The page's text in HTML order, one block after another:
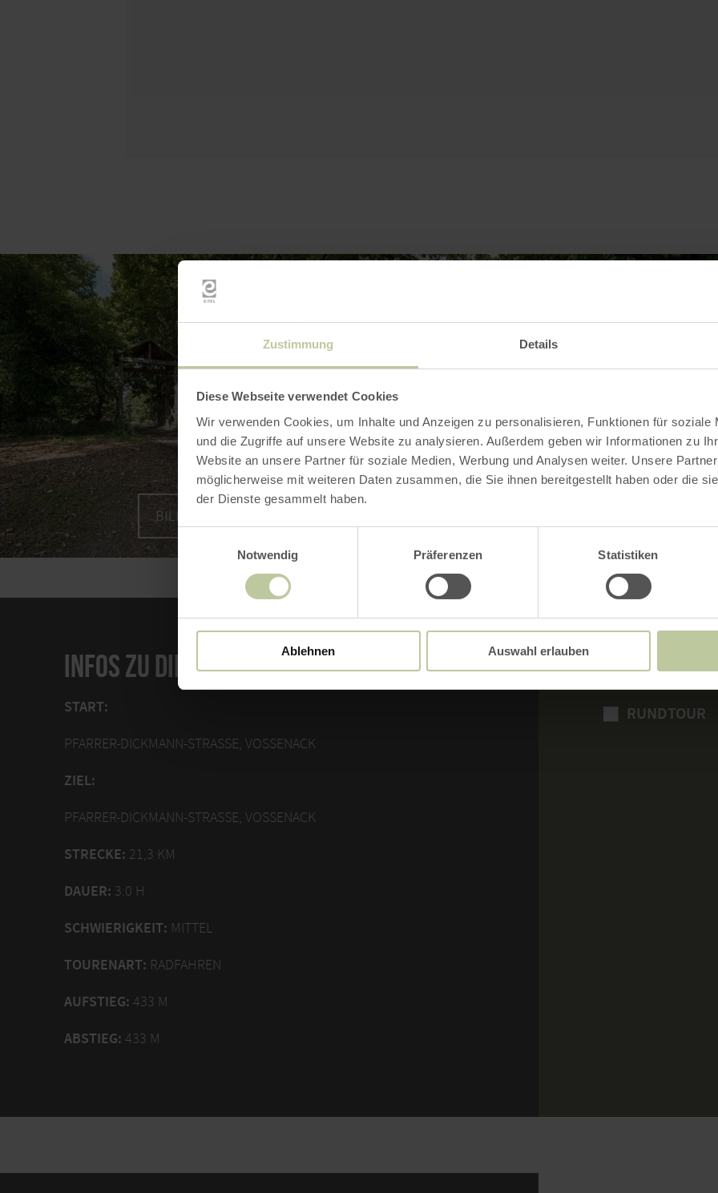
Zustimmung Details
Diese Webseite verwendet Cookies
Wir verwenden Cookies, um Inhalte und Anzeigen zu personalisieren, Funktionen für soziale
und die Zugriffe auf unsere Website zu analysieren. Außerdem geben wir Informationen zu
Website an unsere Partner für soziale Medien, Werbung und Analysen weiter. Unsere
möglicherweise mit weiteren Daten zusammen, die Sie ihnen bereitgestellt haben oder die
der Dienste gesammelt haben.
Einwilligungsauswahl
Notwendig
Präferenzen Statistiken
Ablehnen Auswahl erlauben
BILD VERGRÖSSERN
INFOS ZU DIESER ROUTE
START:
PFARRER-DICKMANN-STRASSE, VOSSENACK
ZIEL:
PFARRER-DICKMANN-STRASSE, VOSSENACK
STRECKE: 21,3 KM
DAUER: 3:0 H
SCHWIERIGKEIT: MITTEL
TOURENART: RADFAHREN
AUFSTIEG: 433 M
ABSTIEG: 433 M
MERKMALE:
RUNDTOUR